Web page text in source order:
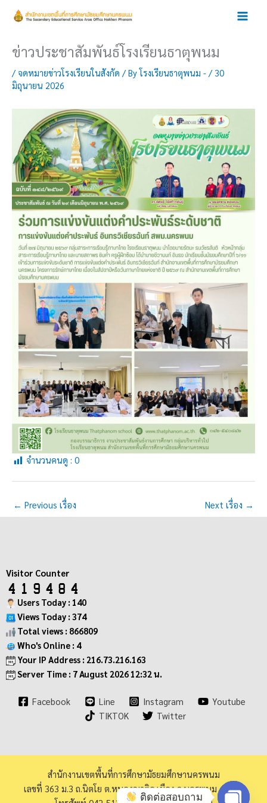
ข่าวประชาสัมพันธ์โรงเรียนธาตุพนม
/จดหมายข่าวโรงเรียนในสังกัด / Byโรงเรียนธาตุพนม - / 30
มิถุนายน 2026
จำนวนคนดู : 0
← Previous เรื่อง Next เรื่อง →
Visitor Counter
Users Today : 140
Views Today : 374
Total views : 866809
Who's Online : 4
Your IP Address : 216.73.216.163
Server Time : 7 August 2026 12:32 น.
Facebook Line Instagram
Youtube
TIKTOK
Twitter
สำนักงานเขตพื้นที่การศึกษามัธยมศึกษานครพนม
เลขที่ 363 ม.3 ถ.นิตโย ต.หนองญาติอ.เมือง จ.นครพนม 48000
ติดต่อสอบถาม